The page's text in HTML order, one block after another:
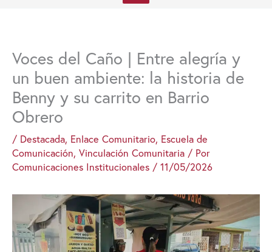
Voces del Caño | Entre alegría y
un buen ambiente: la historia de
Benny y su carrito en Barrio
Obrero
/ Destacada, Enlace Comunitario, Escuela de
Comunicación, Vinculación Comunitaria / Por
Comunicaciones Institucionales / 11/05/2026